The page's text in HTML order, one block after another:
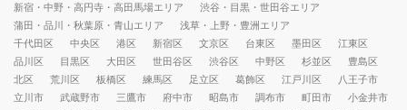
新宿・中野・高円寺・高田馬場エリア
渋谷・目黒・世田谷エリア
蒲田・品川・秋葉原・青山エリア
浅草・上野・豊洲エリア
千代田区
中央区 港区 新宿区 文京区 台東区 墨田区
江東区
品川区
目黒区 大田区 世田谷区 渋谷区 中野区 杉並区
豊島区
北区
荒川区 板橋区 練馬区 足立区 葛飾区 江戸川区
八王子市
立川市
武蔵野市 三鷹市 府中市 昭島市 調布市 町田市
小金井市